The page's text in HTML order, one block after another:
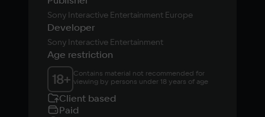
Sony Interactive Entertainment Europe
Developer
Sony Interactive Entertainment
Age restriction
18+ Contains material not recommended for
viewing by persons under 18 years of age
Client based
Paid